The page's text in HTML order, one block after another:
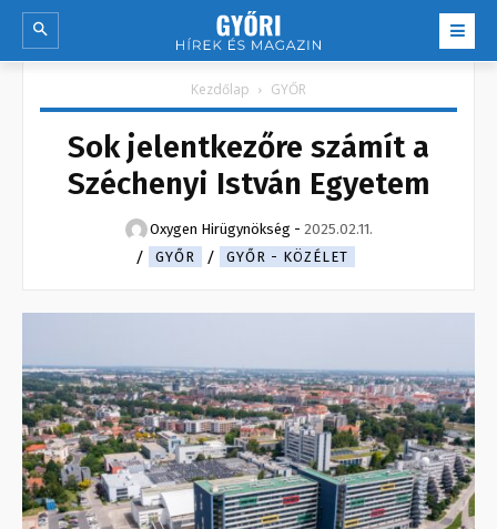
Kezdőlap GYŐR
Sok jelentkezőre számít a
Széchenyi István Egyetem
Oxygen Hirügynökség - 2025.02.11.
GYŐR
GYŐR - KÖZÉLET